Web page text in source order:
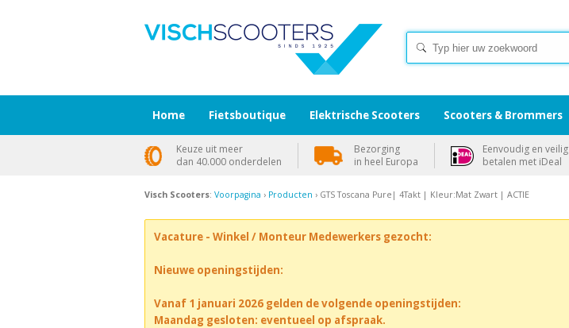
Visch Scooters: Voorpagina › Producten › GTS Toscana Pure| 4Takt | Kleur:Mat Zwart | ACTIE
Vacature - Winkel / Monteur Medewerkers gezocht:
Nieuwe openingstijden:
Vanaf 1 januari 2026 gelden de volgende openingstijden:
Maandag gesloten: eventueel op afspraak.
Home Fietsboutique Elektrische Scooters Scooters & Brommers
Keuze uit meer
dan 40.000 onderdelen
Bezorging
in heel Europa
Eenvoudig en veilig
betalen met iDeal